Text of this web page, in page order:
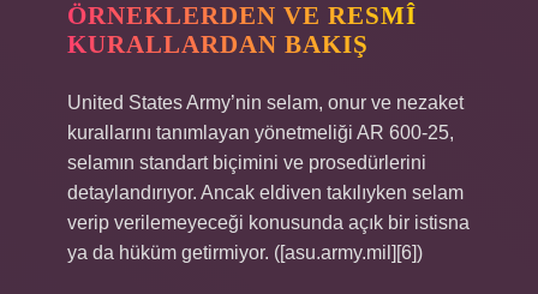
ÖRNEKLERDEN VE RESMÎ
KURALLARDAN BAKIŞ
United States Army’nin selam, onur ve nezaket
kurallarını tanımlayan yönetmeliği AR 600-25,
selamın standart biçimini ve prosedürlerini
detaylandırıyor. Ancak eldiven takılıyken selam
verip verilemeyeceği konusunda açık bir istisna
ya da hüküm getirmiyor. ([asu.army.mil][6])